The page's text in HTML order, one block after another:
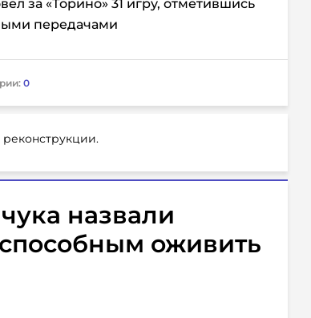
за «Торино» 31 игру, отметившись
передачами
0
назвали
оживить